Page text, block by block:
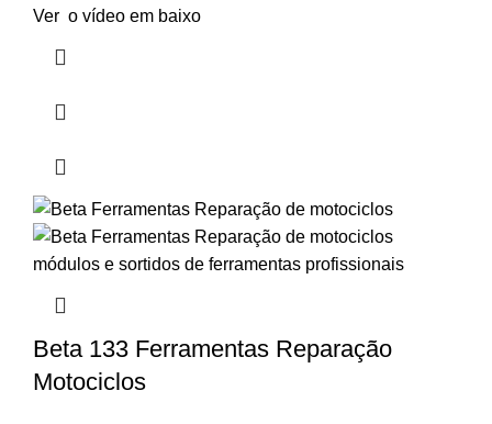
Ver o vídeo em baixo
Beta 133 Ferramentas Reparação
Motociclos